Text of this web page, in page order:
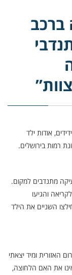
ברכב
ידידים, אודות ילד
רמות בירושלים.
מתנדבים למקום.
והגיעו
השניים את הילד
האזורית ומיד יצאתי
את האם הלחוצה,